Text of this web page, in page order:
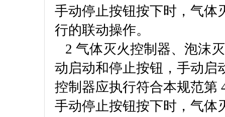
手动停止按钮按下时，气体
行的联动操作。
2 气体灭火控制器、泡沫
动启动和停止按钮，手动启
控制器应执行符合本规范第
手动停止按钮按下时，气体